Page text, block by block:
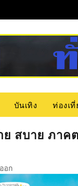
บันเทิง ท่องเที่
าย สบาย ภา
อก